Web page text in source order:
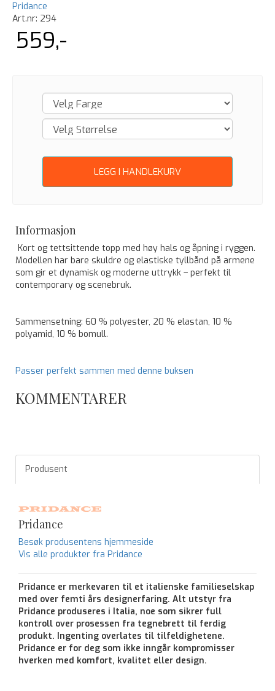
Pridance
Art.nr: 294
559,-
LEGG I HANDLEKURV
Informasjon
Kort og tettsittende topp med høy hals og åpning i ryggen.
Modellen har bare skuldre og elastiske tyllbånd på armene
som gir et dynamisk og moderne uttrykk – perfekt til
contemporary og scenebruk.
Sammensetning: 60 % polyester, 20 % elastan, 10 %
polyamid, 10 % bomull.
Passer perfekt sammen med denne buksen
KOMMENTARER
Produsent
Pridance
Besøk produsentens hjemmeside
Vis alle produkter fra Pridance
Pridance er merkevaren til et italienske familieselskap
med over femti års designerfaring. Alt utstyr fra
Pridance produseres i Italia, noe som sikrer full
kontroll over prosessen fra tegnebrett til ferdig
produkt. Ingenting overlates til tilfeldighetene.
Pridance er for deg som ikke inngår kompromisser
hverken med komfort, kvalitet eller design.